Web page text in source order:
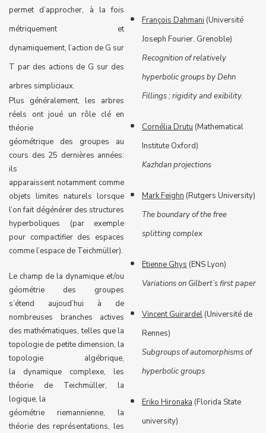
permet d’approcher, à la fois
métriquement et
dynamiquement, l’action de G sur
T par des actions de G sur des
arbres simpliciaux.
Plus généralement, les arbres
réels ont joué un rôle clé en
théorie
géométrique des groupes au
cours des 25 dernières années:
ils
apparaissent notamment comme
objets limites naturels lorsque
l’on fait dégénérer des structures
hyperboliques (par exemple
pour compactifier des espaces
comme l’espace de Teichmüller).
Le champ de la dynamique et/ou
géométrie des groupes
s’étend aujoud’hui à de
nombreuses branches actives
des mathématiques, telles que la
topologie de petite dimension, la
topologie algébrique,
la dynamique complexe, les
théorie de Teichmüller, la
logique, la
géométrie riemannienne, la
théorie des représentations, les
François Dahmani (Université
Joseph Fourier. Grenoble)
Recognition of relatively
hyperbolic groups by Dehn
Fillings ; rigidity and exibility.
Cornélia Drutu (Mathematical
Institute Oxford)
Kazhdan projections
Mark Feighn (Rutgers University)
The boundary of the free
splitting complex
Etienne Ghys (ENS Lyon)
Variations on Gilbert’s first paper
Vincent Guirardel (Université de
Rennes)
Subgroups of automorphisms of
hyperbolic groups
Eriko Hironaka (Florida State
university)